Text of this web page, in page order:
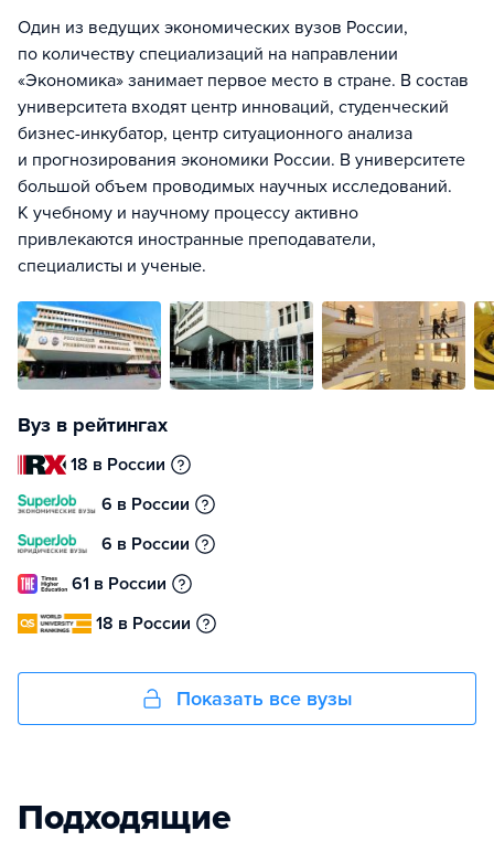
Один из ведущих экономических вузов России,
по количеству специализаций на направлении
«Экономика» занимает первое место в стране. В состав
университета входят центр инноваций, студенческий
бизнес-инкубатор, центр ситуационного анализа
и прогнозирования экономики России. В университете
большой объем проводимых научных исследований.
К учебному и научному процессу активно
привлекаются иностранные преподаватели,
специалисты и ученые.
Вуз в рейтингах
18 в России
6 в России
6 в России
61 в России
18 в России
Показать все вузы
Подходящие